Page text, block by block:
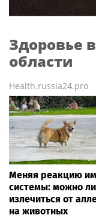
Здоровье
области
Health.russia24.pro
Меняя реакцию
системы: можно ли
излечиться от
на животных